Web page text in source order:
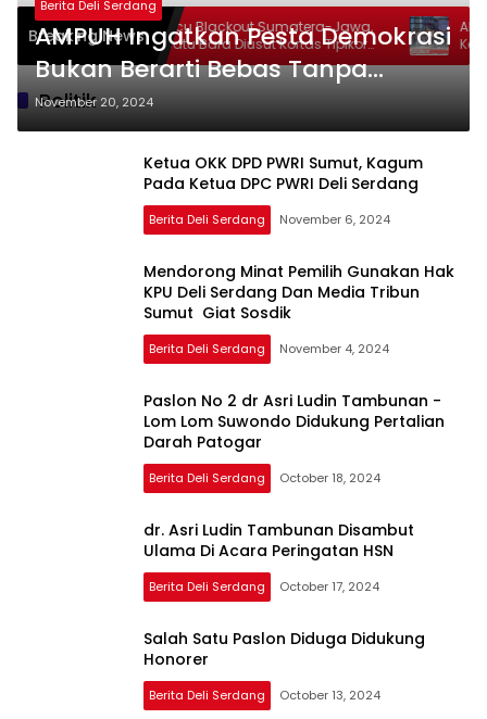
Breaking News
Diduga Picu Blackout Sumatera-Jawa,
Korupsi Batu Bara Diusut Kortas Tipikor
Didukung P3H
Aksi Jilid
Kejatisu-
Terkait
Politik
Berita Deli Serdang
AMPUH Ingatkan Pesta Demokrasi
Bukan Berarti Bebas Tanpa
Aturan
November 20, 2024
Ketua OKK DPD PWRI Sumut, Kagum
Pada Ketua DPC PWRI Deli Serdang
Berita Deli Serdang November 6, 2024
Mendorong Minat Pemilih Gunakan Hak
KPU Deli Serdang Dan Media Tribun
Sumut Giat Sosdik
Berita Deli Serdang November 4, 2024
Paslon No 2 dr Asri Ludin Tambunan -
Lom Lom Suwondo Didukung Pertalian
Darah Patogar
Berita Deli Serdang October 18, 2024
dr. Asri Ludin Tambunan Disambut
Ulama Di Acara Peringatan HSN
Berita Deli Serdang October 17, 2024
Salah Satu Paslon Diduga Didukung
Honorer
Berita Deli Serdang October 13, 2024